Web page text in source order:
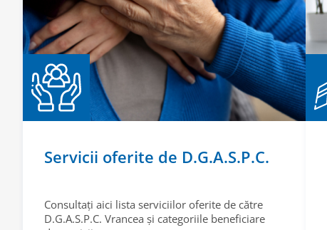
Servicii oferite de D.G.A.S.P.C.
Consultați aici lista serviciilor oferite de către
D.G.A.S.P.C. Vrancea și categoriile beneficiare